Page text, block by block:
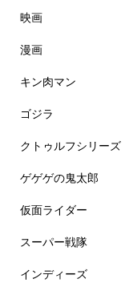
映画
漫画
キン肉マン
ゴジラ
クトゥルフシリーズ
ゲゲゲの鬼太郎
仮面ライダー
スーパー戦隊
インディーズ